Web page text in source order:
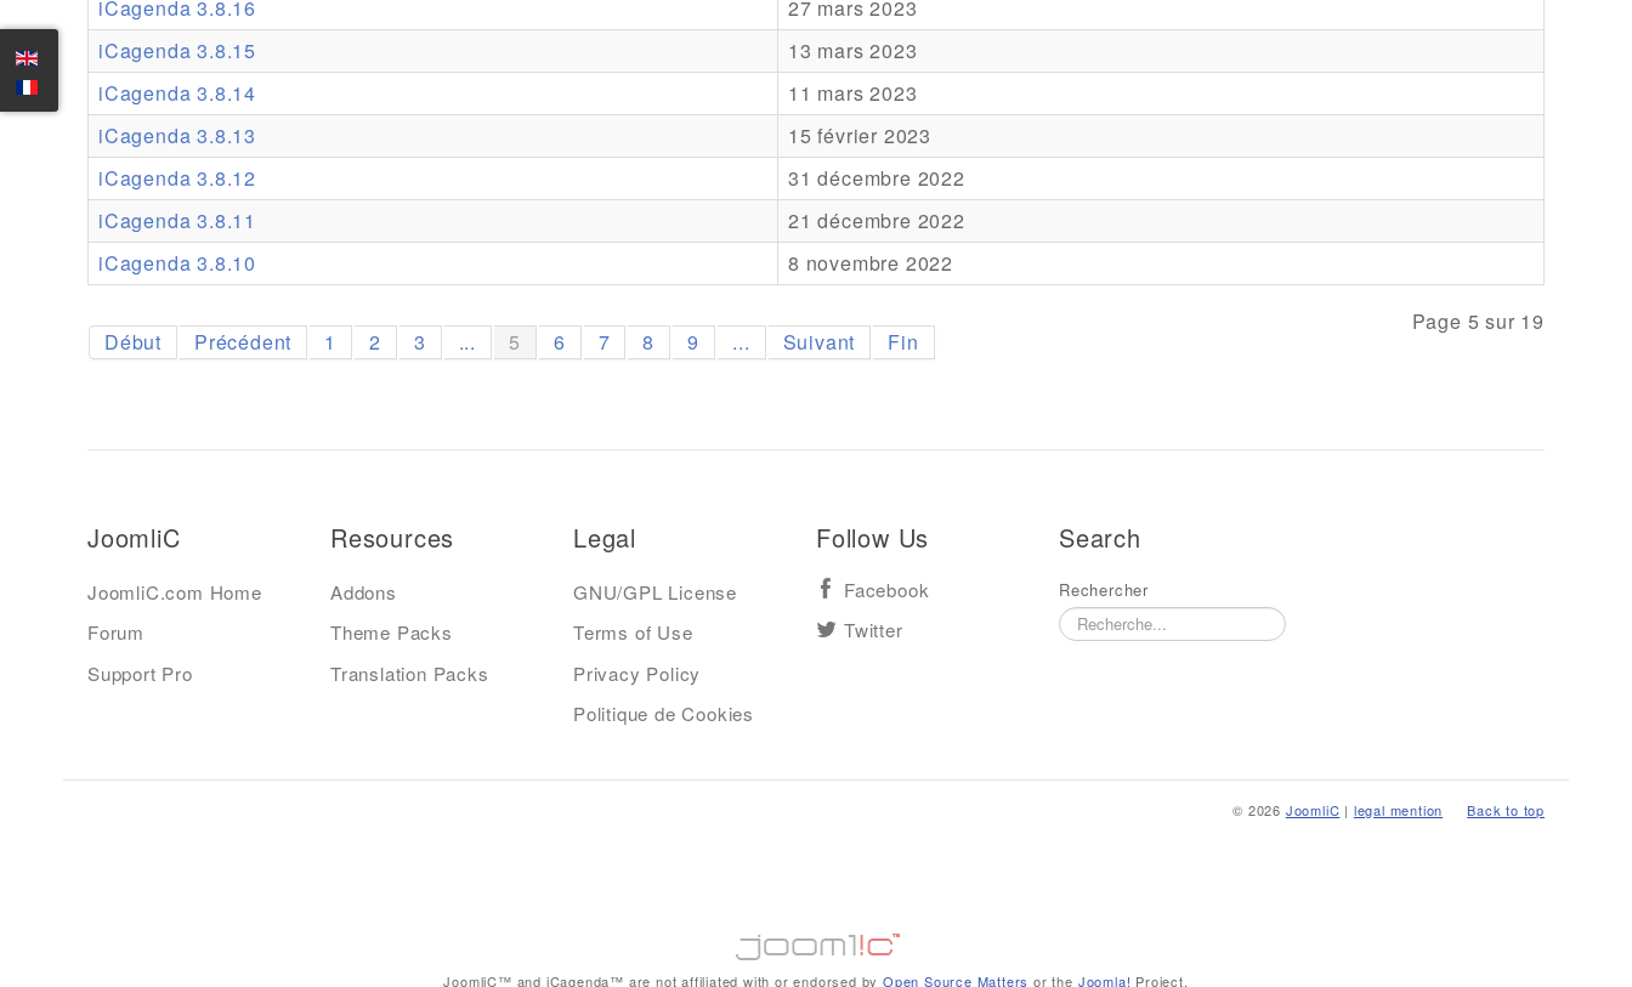
iCagenda 3.8.16
27 mars 2023
iCagenda 3.8.15
13 mars 2023
iCagenda 3.8.14
11 mars 2023
iCagenda 3.8.13
15 février 2023
iCagenda 3.8.12
31 décembre 2022
iCagenda 3.8.11
21 décembre 2022
iCagenda 3.8.10
8 novembre 2022
Page 5 sur 19
Début Précédent 1 2 3 ... 5 6 7 8 9 ... Suivant Fin
JoomliC
JoomliC.com Home
Forum
Support Pro
Resources
Addons
Theme Packs
Translation Packs
Legal
GNU/GPL License
Terms of Use
Privacy Policy
Politique de Cookies
Follow Us
Facebook
Twitter
Search
Rechercher
Back to top
© 2026 JoomliC | legal mention
JoomliC™ and iCagenda™ are not affiliated with or endorsed byOpen Source Matters or the Joomla! Project.